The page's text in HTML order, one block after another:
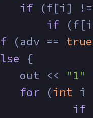
if (f[i] !=
if (f[i]
(adv == true
{
out <<
"1"
for (int i
if